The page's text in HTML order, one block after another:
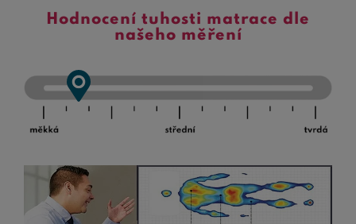
Hodnocení tuhosti matrace dle
našeho měření